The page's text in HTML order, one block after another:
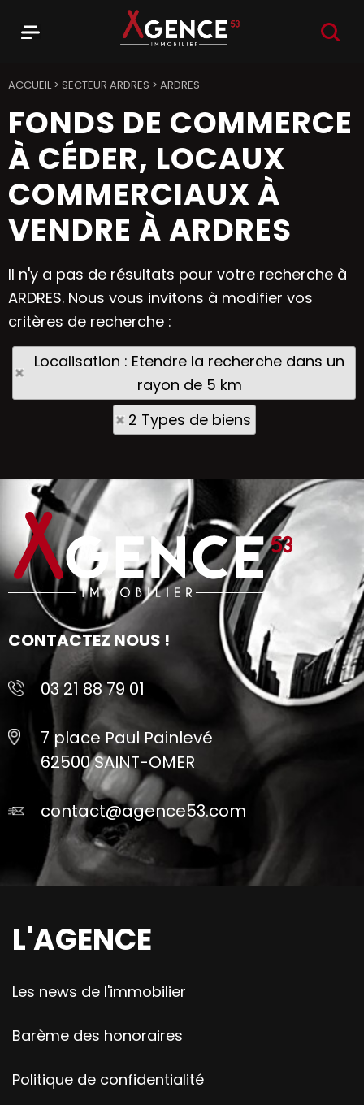
ACCUEIL> SECTEUR ARDRES > ARDRES
FONDS DE COMMERCE
À CÉDER, LOCAUX
COMMERCIAUX À
VENDRE À ARDRES
Il n'y a pas de résultats pour votre recherche à
ARDRES. Nous vous invitons à modifier vos
critères de recherche :
Localisation : Etendre la recherche dans un
rayon de 5 km
2 Types de biens
CONTACTEZ NOUS !
03 21 88 79 01
7 place Paul Painlevé
62500 SAINT-OMER
contact@agence53.com
L'AGENCE
Les news de l'immobilier
Barème des honoraires
Politique de confidentialité